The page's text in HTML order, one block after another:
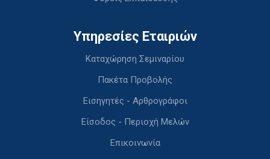
Υπηρεσίες Εταιριών
Καταχώρηση Σεμιναρίου
Πακέτα Προβολής
Εισηγητές - Αρθρογράφοι
Είσοδος - Περιοχή Μελών
Επικοινωνία